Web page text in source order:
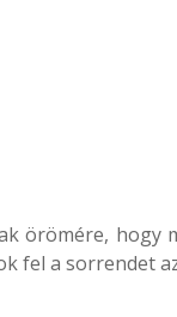
örömére, hogy
fel a sorrendet